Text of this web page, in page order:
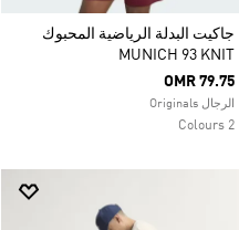
جاكيت البدلة الرياضية المحبوك
MUNICH 93 KNIT
OMR 79.75
الرجال Originals
2 Colours